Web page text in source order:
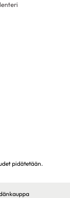
pidätetään.